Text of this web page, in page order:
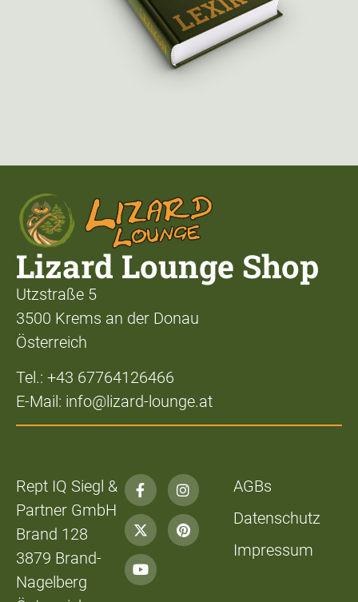
Lizard Lounge Shop
Utzstraße 5
3500 Krems an der Donau
Österreich
Tel.: +43 67764126466
E-Mail: info@lizard-lounge.at
Rept IQ Siegl &
Partner GmbH
Brand 128
3879 Brand-
Nagelberg
AGBs
Datenschutz
Impressum